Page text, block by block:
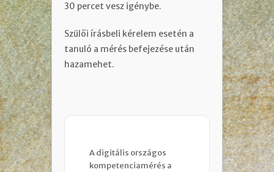
30 percet vesz igénybe.
Szülői írásbeli kérelem esetén a
tanuló a mérés befejezése után
hazamehet.
A digitális országos
kompetenciamérés a